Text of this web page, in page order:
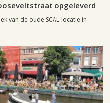
opgeleverd
van de oude SCAL-locatie in